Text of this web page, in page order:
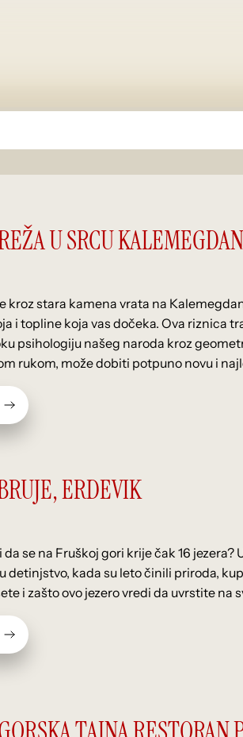
U SRCU
kroz stara kamena vrata na
i topline koja vas dočeka. Ova riznica
psihologiju našeg naroda kroz
rukom, može dobiti potpuno novu i
ERDEVIK
da se na Fruškoj gori krije čak 16
detinjstvo, kada su leto činili priroda,
i zašto ovo jezero vredi da uvrstite na